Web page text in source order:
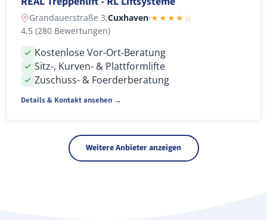
Grandauerstraße 3,Cuxhaven·★★★★☆
4,5 (280 Bewertungen)
Kostenlose Vor-Ort-Beratung
Sitz-, Kurven- & Plattformlifte
Zuschuss- & Foerderberatung
Details & Kontakt ansehen →
Weitere Anbieter anzeigen